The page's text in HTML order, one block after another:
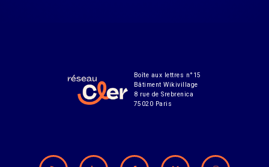
Boîte aux lettres n°15
Bâtiment Wikivillage
8 rue de Srebrenica
75020 Paris